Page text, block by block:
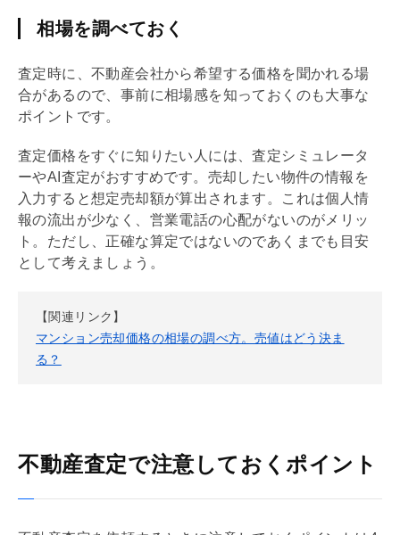
相場を調べておく
査定時に、不動産会社から希望する価格を聞かれる場
合があるので、事前に相場感を知っておくのも大事な
ポイントです。
査定価格をすぐに知りたい人には、査定シミュレータ
ーやAI査定がおすすめです。売却したい物件の情報を
入力すると想定売却額が算出されます。これは個人情
報の流出が少なく、営業電話の心配がないのがメリッ
ト。ただし、正確な算定ではないのであくまでも目安
として考えましょう。
【関連リンク】
マンション売却価格の相場の調べ方。売値はどう決ま
る？
不動産査定で注意しておくポイント